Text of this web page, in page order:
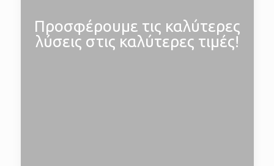
Προσφέρουμε τις καλύτερες
λύσεις στις καλύτερες τιμές!